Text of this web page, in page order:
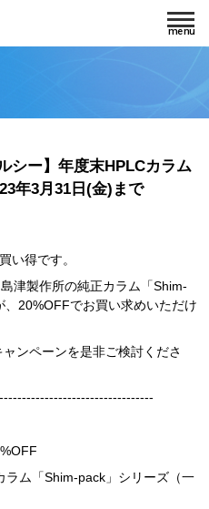
シー】年度末HPLCカラム
年3月31日(金)まで
い得です。
津製作所の純正カラム「Shim-
20%OFFでお買い求めいただけ
ンペーンを是非ご検討くださ
ラム「Shim-pack 」シリーズ（一